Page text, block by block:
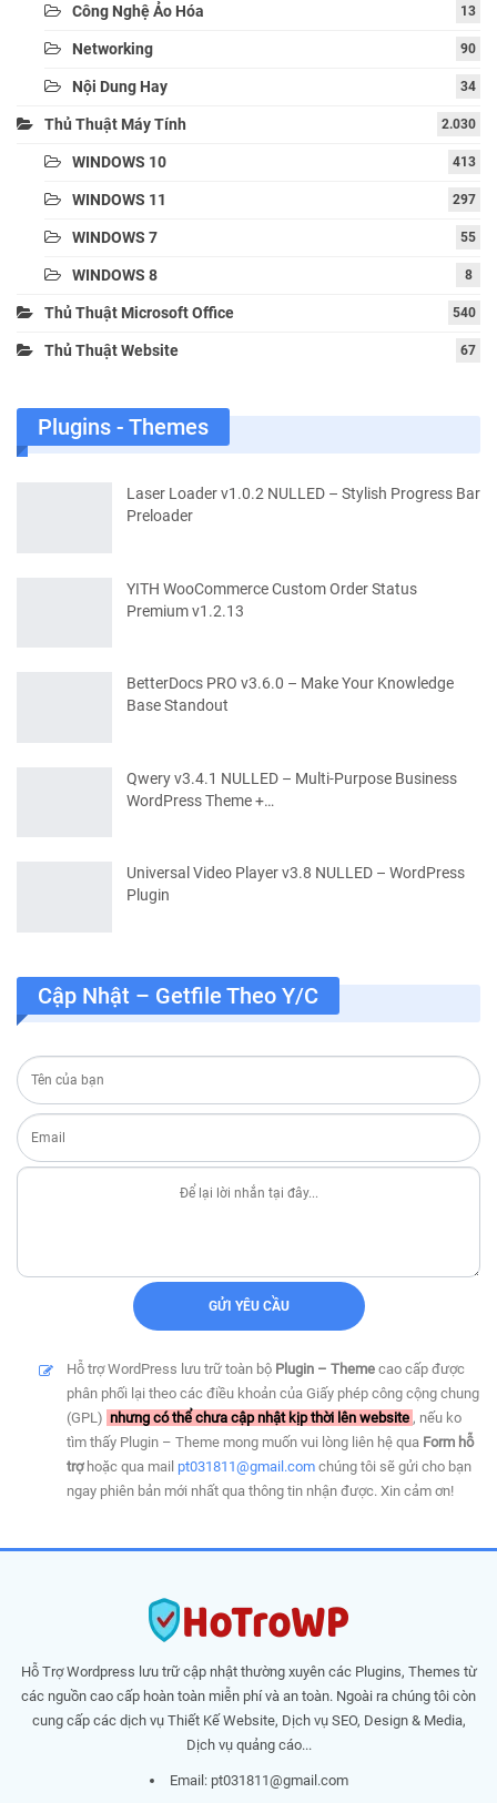
Công Nghệ Ảo Hóa 13
Networking 90
Nội Dung Hay 34
Thủ Thuật Máy Tính 2.030
WINDOWS 10 413
WINDOWS 11 297
WINDOWS 7 55
WINDOWS 8 8
Thủ Thuật Microsoft Office 540
Thủ Thuật Website 67
Plugins - Themes
Laser Loader v1.0.2 NULLED – Stylish Progress Bar
Preloader
YITH WooCommerce Custom Order Status
Premium v1.2.13
BetterDocs PRO v3.6.0 – Make Your Knowledge
Base Standout
Qwery v3.4.1 NULLED – Multi-Purpose Business
WordPress Theme +…
Universal Video Player v3.8 NULLED – WordPress
Plugin
Cập Nhật – Getfile Theo Y/c
Hỗ trợ WordPress lưu trữ toàn bộ Plugin – Theme cao cấp được
phân phối lại theo các điều khoản của Giấy phép công cộng chung
(GPL) nhưng có thể chưa cập nhật kịp thời lên website , nếu ko
tìm thấy Plugin – Theme mong muốn vui lòng liên hệ qua Form hỗ
trợhoặc qua mail pt031811@gmail.com chúng tôi sẽ gửi cho bạn
ngay phiên bản mới nhất qua thông tin nhận được. Xin cảm ơn!
Hỗ Trợ Wordpress lưu trữ cập nhật thường xuyên các Plugins, Themes từ
các nguồn cao cấp hoàn toàn miễn phí và an toàn. Ngoài ra chúng tôi còn
cung cấp các dịch vụ Thiết Kế Website, Dịch vụ SEO, Design & Media,
Dịch vụ quảng cáo...
Email: pt031811@gmail.com